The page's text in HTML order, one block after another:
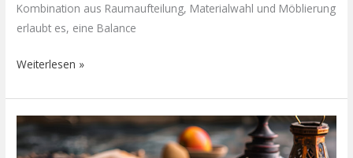
Kombination aus Raumaufteilung, Materialwahl und Möblierung
erlaubt es, eine Balance
Weiterlesen »
Weltreise
durchs